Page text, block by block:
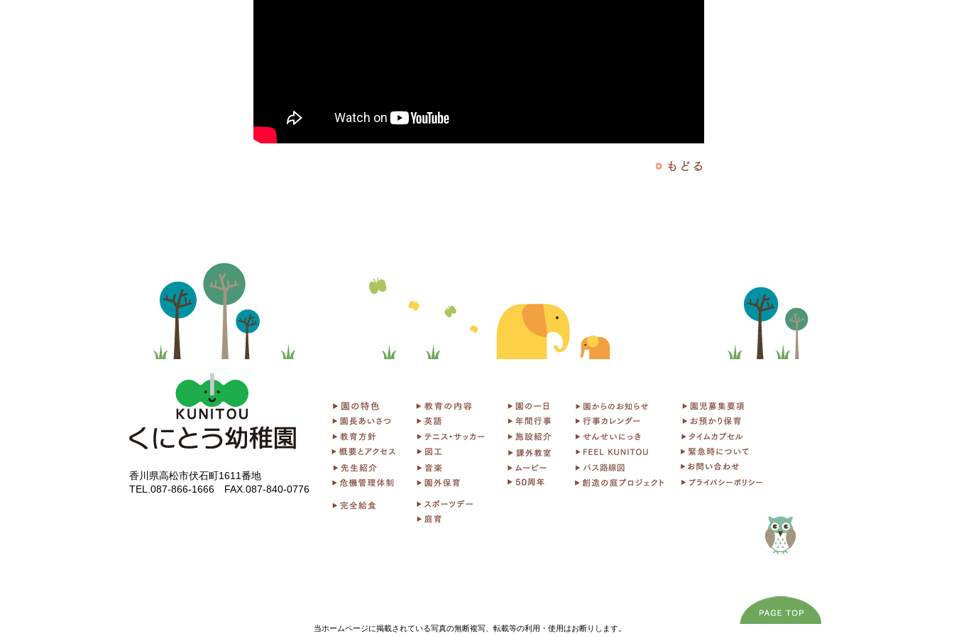
香川県高松市伏石町1611番地
TEL.087-866-1666 FAX.087-840-0776
当ホームページに掲載されている写真の無断複写、転載等の利用・使用はお断りします。